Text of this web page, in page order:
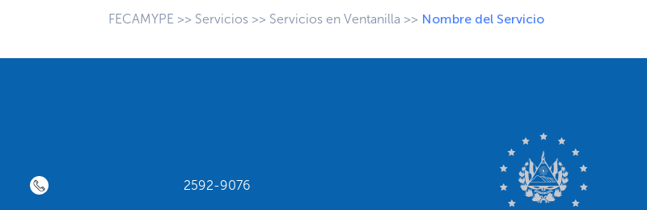
FECAMYPE >> Servicios >> Servicios en Ventanilla >> Nombre del Servicio
2592-9076